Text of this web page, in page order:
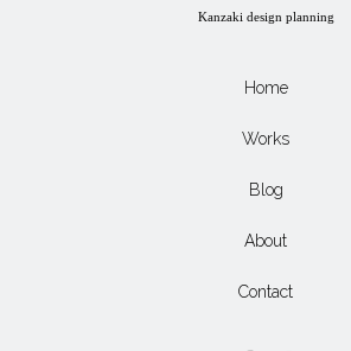
Kanzaki design planning
Home
Works
Blog
About
Contact